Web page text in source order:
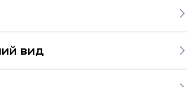
вид